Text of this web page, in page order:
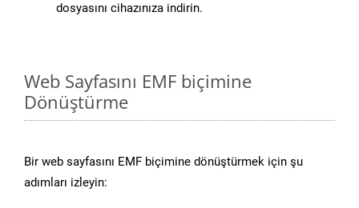
dosyasını cihazınıza indirin.
Web Sayfasını EMF biçimine
Dönüştürme
Bir web sayfasını EMF biçimine dönüştürmek için şu
adımları izleyin: